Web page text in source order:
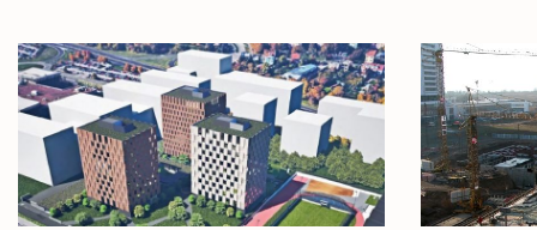
Hlavní
novinky